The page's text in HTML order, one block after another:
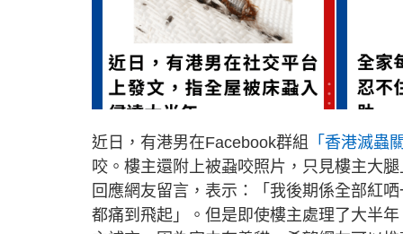
近日，有港男在Facebook群組
「香港滅蟲
咬。樓主還附上被蝨咬照片，只見樓主大
回應網友留言，表示：「我後期係全部紅
都痛到飛起」。但是即使樓主處理了大半